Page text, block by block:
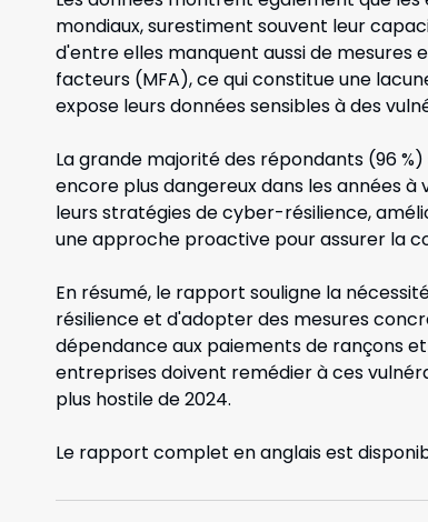
mondiaux, surestiment souvent leur
d'entre elles manquent aussi de
facteurs (MFA), ce qui constitue une
expose leurs données sensibles à des
La grande majorité des répondants (96
encore plus dangereux dans les années
leurs stratégies de cyber-résilience,
une approche proactive pour assurer la
En résumé, le rapport souligne la
résilience et d'adopter des mesures
dépendance aux paiements de rançons
entreprises doivent remédier à ces
plus hostile de 2024.
Le rapport complet en anglais est